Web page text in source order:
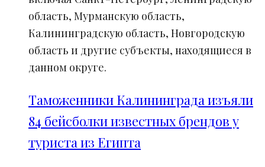
область, Мурманскую область,
Калининградскую область, Новгородскую
область и другие субъекты, находящиеся в
данном округе.
Таможенники Калининграда изъяли
84 бейсболки известных брендов у
туриста из Египта